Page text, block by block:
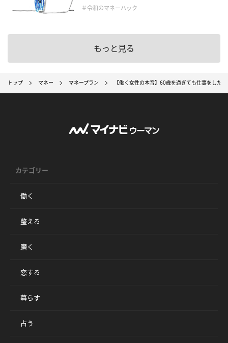
＃令和のマネーハック
もっと見る
トップ マネー マネープラン 【働く女性の本音】60歳を過ぎても仕事をした
カテゴリー
働く
整える
磨く
恋する
暮らす
占う